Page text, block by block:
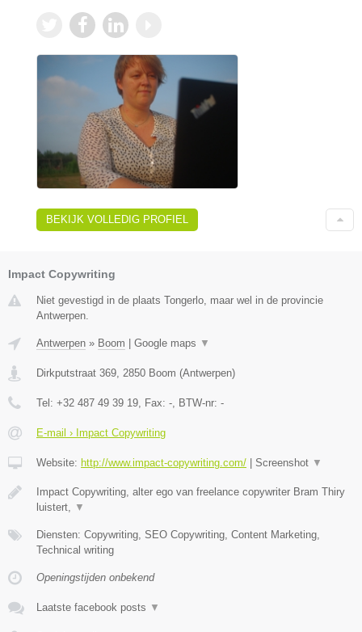
BEKIJK VOLLEDIG PROFIEL
Impact Copywriting
Niet gevestigd in de plaats Tongerlo, maar wel in de provincie
Antwerpen.
Antwerpen » Boom Google maps ▼
Dirkputstraat 369, 2850 Boom (Antwerpen)
Tel: +32 487 49 39 19, Fax: -, BTW-nr: -
E-mail › Impact Copywriting
Website: http://www.impact-copywriting.com/ Screenshot ▼
Impact Copywriting, alter ego van freelance copywriter Bram Thiry
luistert, ▼
Diensten: Copywriting, SEO Copywriting, Content Marketing,
Technical writing
Openingstijden onbekend
Laatste facebook posts ▼